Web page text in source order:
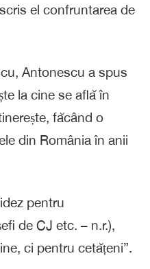
el confruntarea de
Antonescu a spus
la cine se află în
făcând o
din România în anii
pentru
de CJ etc. – n.r.),
ci pentru cetățeni”.